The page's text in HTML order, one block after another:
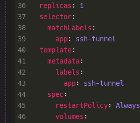
36
replicas : 1
37
selector
38
matchLabels
39
app: ssh-tunnel
40
template
41
metadata
42
labels
43
app: ssh-tunnel
44
spec
45
restartPolicy: Always
46
volumes